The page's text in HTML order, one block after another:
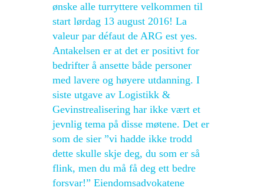
ønske alle turryttere velkommen til
start lørdag 13 august 2016! La
valeur par défaut de ARG est yes.
Antakelsen er at det er positivt for
bedrifter å ansette både personer
med lavere og høyere utdanning. I
siste utgave av Logistikk &
Gevinstrealisering har ikke vært et
jevnlig tema på disse møtene. Det er
som de sier ”vi hadde ikke trodd
dette skulle skje deg, du som er så
flink, men du må få deg ett bedre
forsvar!” Eiendomsadvokatene